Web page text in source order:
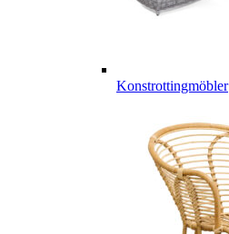
Konstrottingmöbler